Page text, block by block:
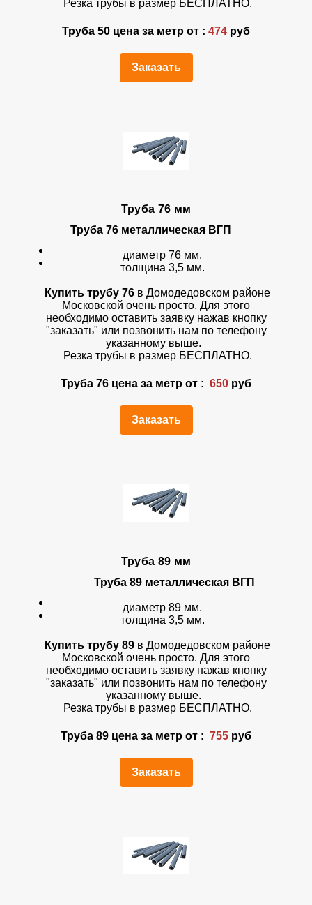
Резка трубы в размер БЕСПЛАТНО.
Труба 50 цена за метр от : 474 руб
Заказать
Труба 76 мм
Труба 76 металлическая ВГП
диаметр 76 мм.
толщина 3,5 мм.
Купить трубу 76 в Домодедовском районе
Московской очень просто. Для этого
необходимо оставить заявку нажав кнопку
"заказать" или позвонить нам по телефону
указанному выше.
Резка трубы в размер БЕСПЛАТНО.
Труба 76 цена за метр от : 650 руб
Заказать
Труба 89 мм
Труба 89 металлическая ВГП
диаметр 89 мм.
толщина 3,5 мм.
Купить трубу 89 в Домодедовском районе
Московской очень просто. Для этого
необходимо оставить заявку нажав кнопку
"заказать" или позвонить нам по телефону
указанному выше.
Резка трубы в размер БЕСПЛАТНО.
Труба 89 цена за метр от : 755 руб
Заказать